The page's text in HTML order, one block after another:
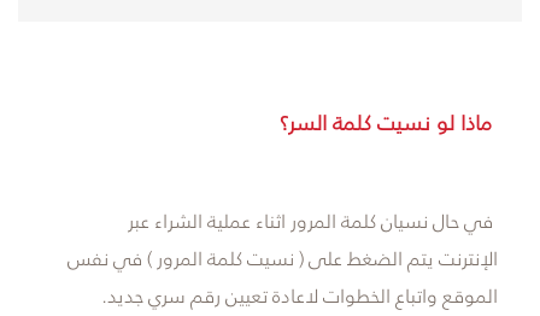
ماذا لو نسيت كلمة السر؟
في حال نسيان كلمة المرور اثناء عملية الشراء عبر
الإنترنت يتم الضغط على ( نسيت كلمة المرور ) في نفس
الموقع واتباع الخطوات لاعادة تعيين رقم سري جديد.